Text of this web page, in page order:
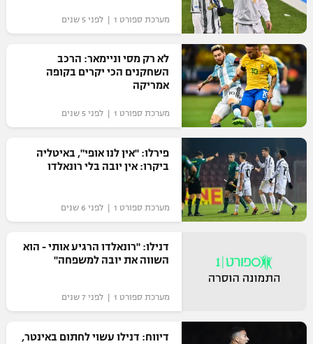
"מחצית בשכונה" – פודקאסט
משתתפים וזוכים בפרסים
תקנון משתתפים וזוכים בפרסים
תקנון עבור פעילות אלקטרה
תקנון עבור פעילות ספורט 1 – "מרלן"
טניס
גיימינג E-Sports
תנאי שימוש
מדיניות פרטיות
רשיון להקרנה פומבית לבית עסק
אופניים
ספורט מוטורי
כדורמים
פוטבול אמריקאי NFL
בייסבול MLB
ספורט אתגרי ואקסטרים
גיימינג E-Sports
מערכת ספורט 1 | לפני 5 שנים
לא רק מסי וניימאר: הרכב
השחקנים הכי יקרים בקופה
אמריקה
מערכת ספורט 1 | לפני 5 שנים
פירלו: "אין לנו אופי", באיטליה
ביקרו: אין יובה בלי רונאלדו
מערכת ספורט 1 | לפני 6 שנים
דנילו: "רונאלדו הרגיע אותי - הוא
השווה את יובה למשפחה"
מערכת ספורט 1 | לפני 7 שנים
דיווח: דנילו עשוי לחתום באינטר,